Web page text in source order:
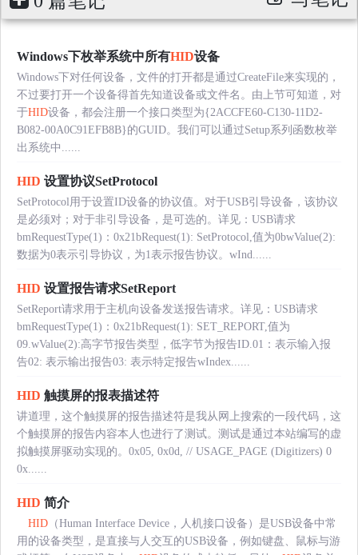
Windows下枚举系统中所有HID设备
Windows下对任何设备，文件的打开都是通过CreateFile来实现的，
不过要打开一个设备得首先知道设备或文件名。由上节可知道，对
于HID设备，都会注册一个接口类型为{2ACCFE60-C130-11D2-
B082-00A0C91EFB8B}的GUID。我们可以通过Setup系列函数枚举
出系统中......
HID 设置协议SetProtocol
SetProtocol用于设置ID设备的协议值。对于USB引导设备，该协议
是必须对；对于非引导设备，是可选的。详见：USB请求
bmRequestType(1)：0x21bRequest(1): SetProtocol,值为0bwValue(2):
数据为0表示引导协议，为1表示报告协议。wInd......
HID 设置报告请求SetReport
SetReport请求用于主机向设备发送报告请求。详见：USB请求
bmRequestType(1)：0x21bRequest(1): SET_REPORT,值为
09.wValue(2):高字节报告类型，低字节为报告ID.01：表示输入报
告02: 表示输出报告03: 表示特定报告wIndex......
HID 触摸屏的报表描述符
讲道理，这个触摸屏的报告描述符是我从网上搜索的一段代码，这
个触摸屏的报告内容本人也进行了测试。测试是通过本站编写的虚
拟触摸屏驱动实现的。0x05, 0x0d, // USAGE_PAGE (Digitizers) 0
0x......
HID 简介
HID （Human Interface Device，人机接口设备）是USB设备中常
用的设备类型，是直接与人交互的USB设备，例如键盘、鼠标与游